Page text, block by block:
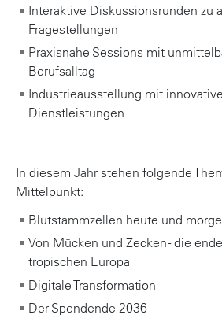
Interaktive Diskussionsrunden zu
Fragestellungen
Praxisnahe Sessions mit
Berufsalltag
Industrieausstellung mit
Dienstleistungen
In diesem Jahr stehen folgende
Mittelpunkt:
Blutstammzellen heute und
Von Mücken und Zecken - die
tropischen Europa
Digitale Transformation
Der Spendende 2036